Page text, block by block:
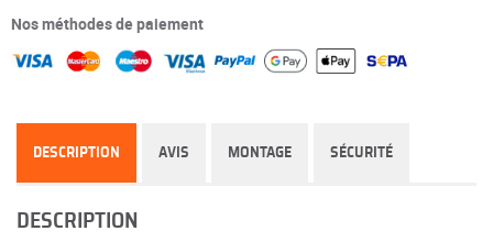
Nos méthodes de paiement
DESCRIPTION AVIS MONTAGE SÉCURITÉ
DESCRIPTION